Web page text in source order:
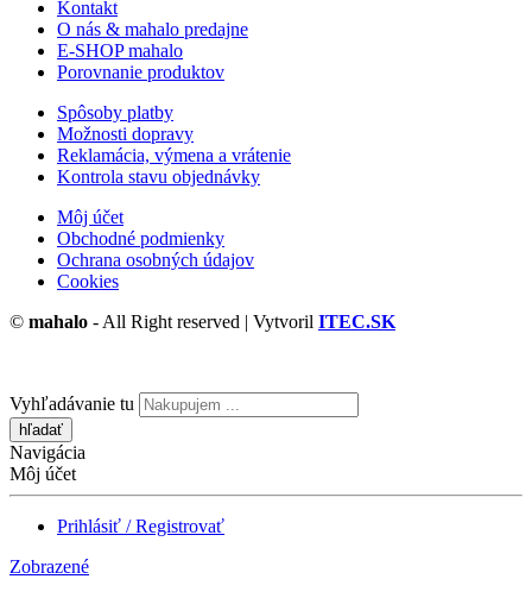
Kontakt
O nás & mahalo predajne
E-SHOP mahalo
Porovnanie produktov
Spôsoby platby
Možnosti dopravy
Reklamácia, výmena a vrátenie
Kontrola stavu objednávky
Môj účet
Obchodné podmienky
Ochrana osobných údajov
Cookies
© mahalo - All Right reserved | Vytvoril ITEC.SK
Vyhľadávanie tu
Navigácia
Môj účet
Prihlásiť / Registrovať
Zobrazené